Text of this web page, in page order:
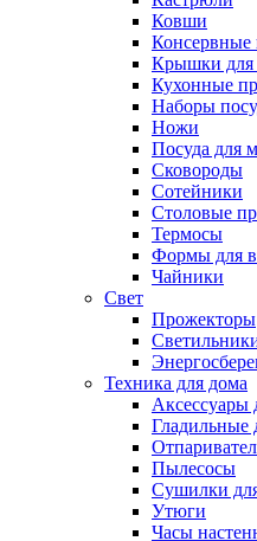
Ковши
Консервные
Крышки для
Кухонные
Наборы
Ножи
Посуда для
Сковороды
Сотейники
Столовые
Термосы
Формы для
Чайники
Свет
Прожекторы
Техника для дома
Аксессуары
Гладильные
Пылесосы
Сушилки
Утюги
Часы